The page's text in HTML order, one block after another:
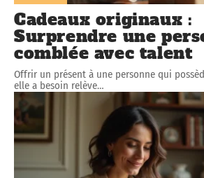
Cadeaux originaux :
Surprendre une
comblée avec talent
Offrir un présent à une personne qui
elle a besoin relève…